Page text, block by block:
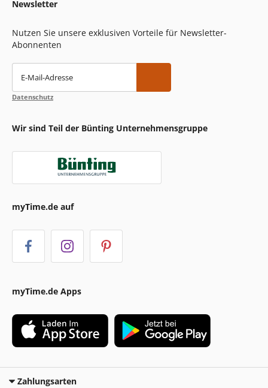
Newsletter
Nutzen Sie unsere exklusiven Vorteile für Newsletter-
Abonnenten
E-Mail-Adresse
Datenschutz
Wir sind Teil der Bünting Unternehmensgruppe
myTime.de auf
myTime.de Apps
Zahlungsarten